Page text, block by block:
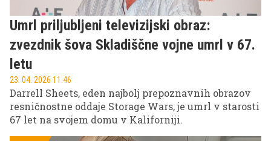
Umrl priljubljeni televizijski obraz:
zvezdnik šova Skladiščne vojne umrl v 67.
letu
23. 04. 2026 11.46
Darrell Sheets, eden najbolj prepoznavnih obrazov
resničnostne oddaje Storage Wars, je umrl v starosti
67 let na svojem domu v Kaliforniji.